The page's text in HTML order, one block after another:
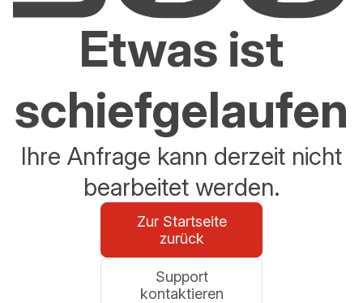
Etwas ist
schiefgelaufen
Ihre Anfrage kann derzeit nicht
bearbeitet werden.
Zur Startseite
zurück
Support
kontaktieren